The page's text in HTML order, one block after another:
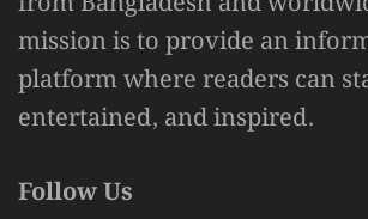
mission is to provide an
platform where readers can
entertained, and inspired.
Follow Us